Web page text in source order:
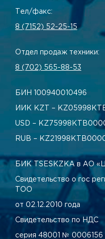
Тел/факс:
8 (7152) 52-25-15
Отдел продаж техники:
8 (702) 565-88-53
БИН 100940010496
ИИК KZT –
USD –
RUB –
БИК TSESKZKA в АО
Свидетельство о гос
ТОО
от 02.12.2010 года
Свидетельство по НДС
серия 48001 № 0006156